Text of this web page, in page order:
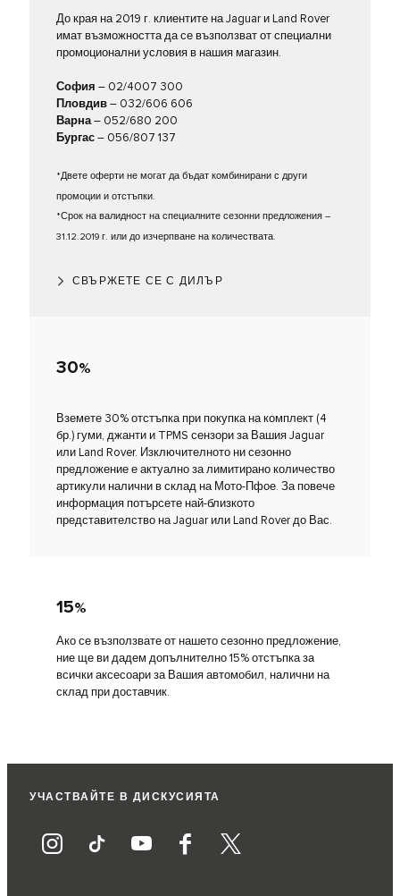
До края на 2019 г. клиентите на Jaguar и Land Rover
имат възможността да се възползват от специални
промоционални условия в нашия магазин.
София – 02/4007 300
Пловдив– 032/606 606
Варна– 052/680 200
Бургас– 056/807 137
*Двете оферти не могат да бъдат комбинирани с други
промоции и отстъпки.
*Срок на валидност на специалните сезонни предложения –
31.12.2019 г. или до изчерпване на количествата.
СВЪРЖЕТЕ СЕ С ДИЛЪР
30%
Вземете 30% отстъпка при покупка на комплект (4
бр.) гуми, джанти и TPMS сензори за Вашия Jaguar
или Land Rover. Изключителното ни сезонно
предложение е актуално за лимитирано количество
артикули налични в склад на Мото-Пфое. За повече
информация потърсете най-близкото
представителство на Jaguar или Land Rover до Вас.
15%
Ако се възползвате от нашето сезонно предложение,
ние ще ви дадем допълнително 15% отстъпка за
всички аксесоари за Вашия автомобил, налични на
склад при доставчик.
УЧАСТВАЙТЕ В ДИСКУСИЯТА